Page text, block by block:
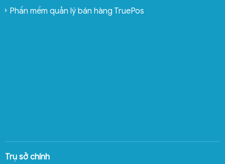
Phần mềm quản lý bán hàng TruePos
Trụ sở chính